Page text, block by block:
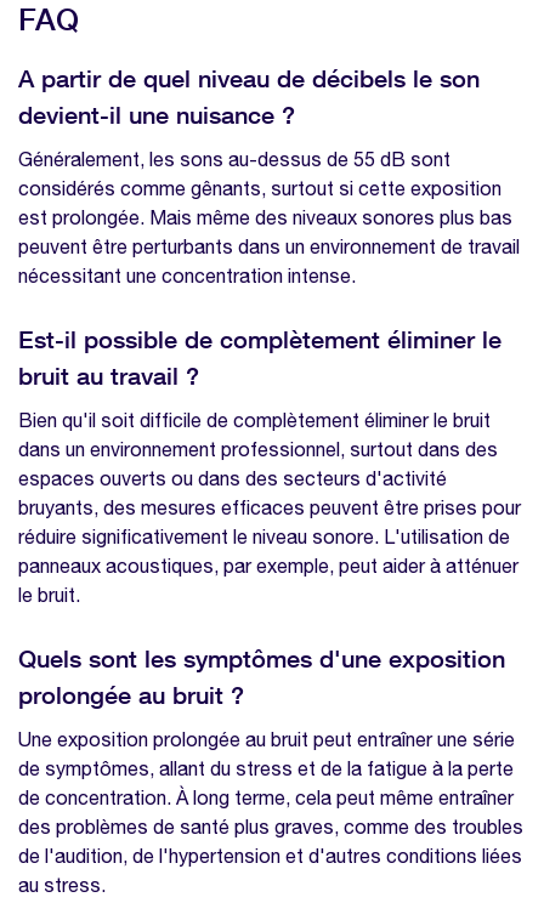
FAQ
A partir de quel niveau de décibels le son
devient-il une nuisance ?
Généralement, les sons au-dessus de 55 dB sont
considérés comme gênants, surtout si cette exposition
est prolongée. Mais même des niveaux sonores plus bas
peuvent être perturbants dans un environnement de travail
nécessitant une concentration intense.
Est-il possible de complètement éliminer le
bruit au travail ?
Bien qu'il soit difficile de complètement éliminer le bruit
dans un environnement professionnel, surtout dans des
espaces ouverts ou dans des secteurs d'activité
bruyants, des mesures efficaces peuvent être prises pour
réduire significativement le niveau sonore. L'utilisation de
panneaux acoustiques, par exemple, peut aider à atténuer
le bruit.
Quels sont les symptômes d'une exposition
prolongée au bruit ?
Une exposition prolongée au bruit peut entraîner une série
de symptômes, allant du stress et de la fatigue à la perte
de concentration. À long terme, cela peut même entraîner
des problèmes de santé plus graves, comme des troubles
de l'audition, de l'hypertension et d'autres conditions liées
au stress.